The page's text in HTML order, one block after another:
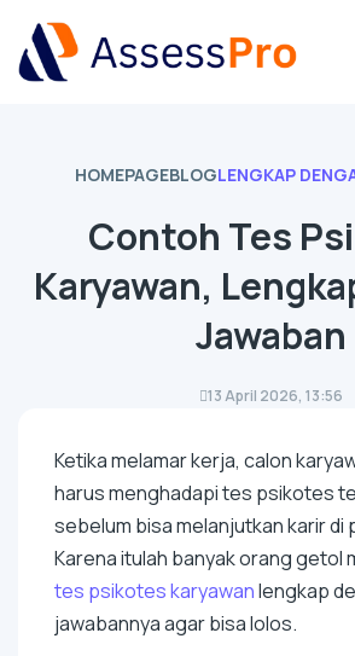
HOMEPAGEBLOGLENGKAP
Contoh Tes
Karyawan,
Jawaban
13 April 2026, 13:56
Ketika melamar kerja, calon
harus menghadapi tes psikotes
sebelum bisa melanjutkan karir di
Karena itulah banyak orang getol
tes psikotes karyawanlengkap
jawabannya agar bisa lolos.